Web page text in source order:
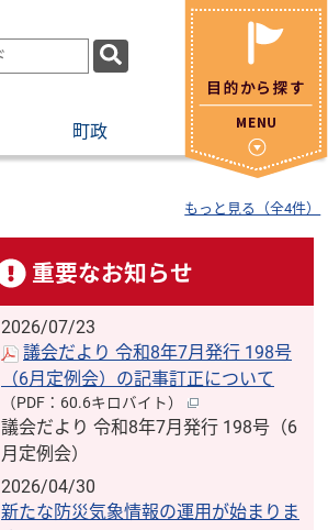
町政
もっと見る（全4件）
重要なお知らせ
2026/07/23
議会だより 令和8年7月発行 198号
（6月定例会）の記事訂正について
（PDF：60.6キロバイト）
議会だより 令和8年7月発行 198号（6
月定例会）
2026/04/30
新たな防災気象情報の運用が始まりま